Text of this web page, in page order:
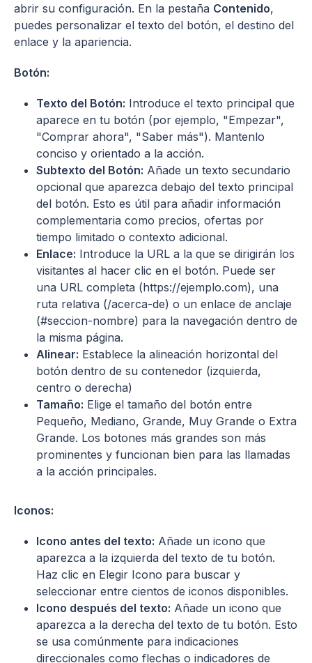
abrir su configuración. En la pestaña Contenido,
puedes personalizar el texto del botón, el destino del
enlace y la apariencia.
Botón:
Texto del Botón: Introduce el texto principal que
aparece en tu botón (por ejemplo, "Empezar",
"Comprar ahora", "Saber más"). Mantenlo
conciso y orientado a la acción.
Subtexto del Botón: Añade un texto secundario
opcional que aparezca debajo del texto principal
del botón. Esto es útil para añadir información
complementaria como precios, ofertas por
tiempo limitado o contexto adicional.
Enlace: Introduce la URL a la que se dirigirán los
visitantes al hacer clic en el botón. Puede ser
una URL completa (https://ejemplo.com), una
ruta relativa (/acerca-de) o un enlace de anclaje
(#seccion-nombre) para la navegación dentro de
la misma página.
Alinear: Establece la alineación horizontal del
botón dentro de su contenedor (izquierda,
centro o derecha)
Tamaño: Elige el tamaño del botón entre
Pequeño, Mediano, Grande, Muy Grande o Extra
Grande. Los botones más grandes son más
prominentes y funcionan bien para las llamadas
a la acción principales.
Iconos:
Icono antes del texto: Añade un icono que
aparezca a la izquierda del texto de tu botón.
Haz clic en Elegir Icono para buscar y
seleccionar entre cientos de iconos disponibles.
Icono después del texto: Añade un icono que
aparezca a la derecha del texto de tu botón. Esto
se usa comúnmente para indicaciones
direccionales como flechas o indicadores de